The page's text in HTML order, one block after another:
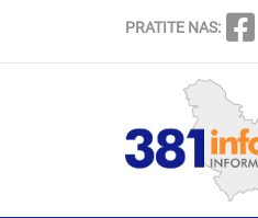
PRATITE NAS: